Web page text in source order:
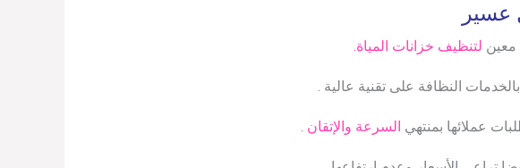
معين لتنظيف خزانات المياة.
النظافة على تقنية عالية .
عملائها بمنتهي السرعة والإتقان .